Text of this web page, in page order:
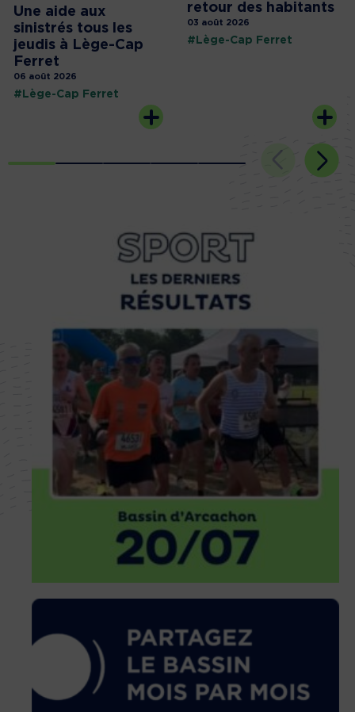
Une aide aux
sinistrés tous les
jeudis à Lège-Cap
Ferret
06 août 2026
#Lège-Cap Ferret
retour des habitants
03 août 2026
#Lège-Cap Ferret